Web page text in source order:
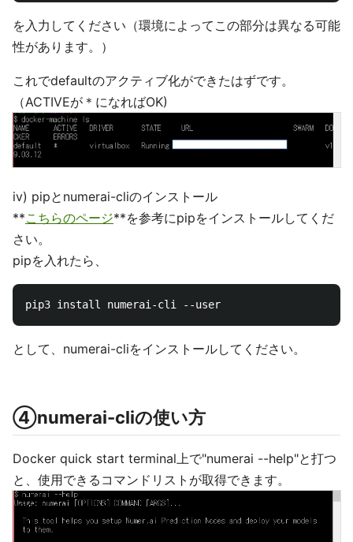
を入力してください（環境によってこの部分は異なる可能
性があります。）
これでdefaultのアクティブ化ができたはずです。
（ACTIVEが＊になればOK)
iv) pipとnumerai-cliのインストール
**こちらのページ**を参考にpipをインストールしてくだ
さい。
pipを入れたら、
として、numerai-cliをインストールしてください。
④numerai-cliの使い方
Docker quick start terminal上で"numerai --help"と打つ
と、使用できるコマンドリストが取得できます。